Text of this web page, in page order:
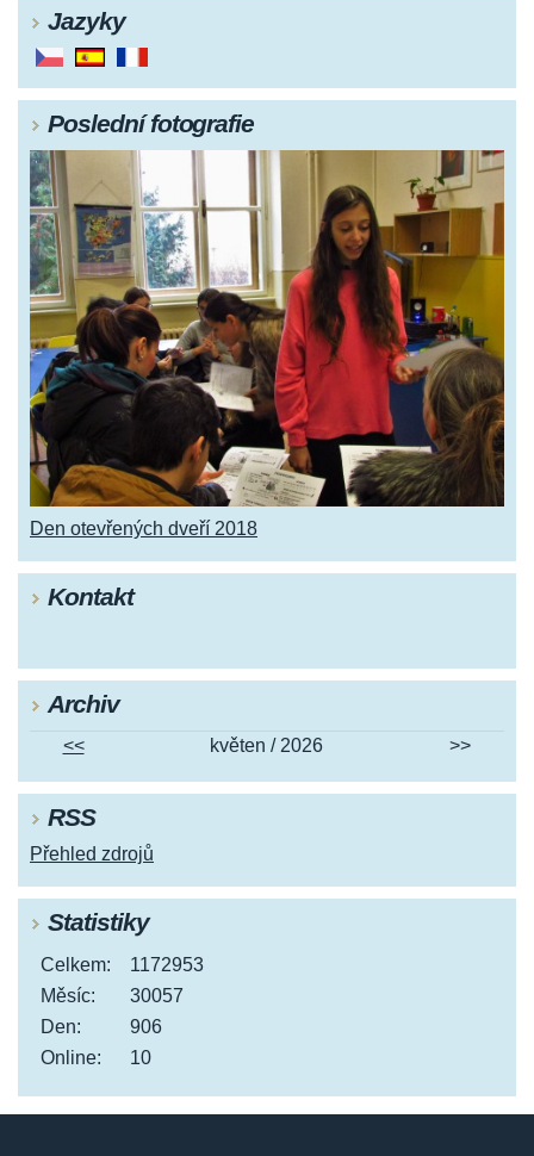
Jazyky
Poslední fotografie
Den otevřených dveří 2018
Kontakt
Archiv
<< květen / 2026 >>
RSS
Přehled zdrojů
Statistiky
Online: 10
Celkem:
1172953
Měsíc:
30057
Den:
906